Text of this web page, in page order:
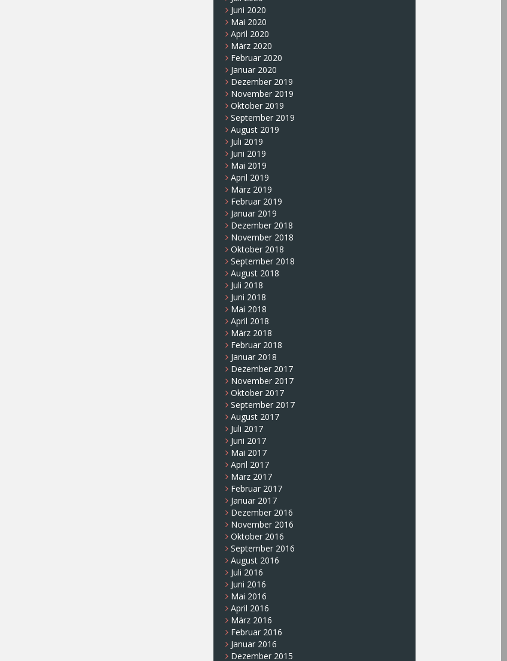
Juni 2020
Mai 2020
April 2020
März 2020
Februar 2020
Januar 2020
Dezember 2019
November 2019
Oktober 2019
September 2019
August 2019
Juli 2019
Juni 2019
Mai 2019
April 2019
März 2019
Februar 2019
Januar 2019
Dezember 2018
November 2018
Oktober 2018
September 2018
August 2018
Juli 2018
Juni 2018
Mai 2018
April 2018
März 2018
Februar 2018
Januar 2018
Dezember 2017
November 2017
Oktober 2017
September 2017
August 2017
Juli 2017
Juni 2017
Mai 2017
April 2017
März 2017
Februar 2017
Januar 2017
Dezember 2016
November 2016
Oktober 2016
September 2016
August 2016
Juli 2016
Juni 2016
Mai 2016
April 2016
März 2016
Februar 2016
Januar 2016
Dezember 2015